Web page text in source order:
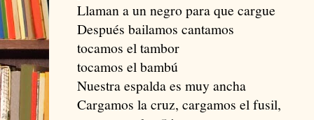
Llaman a un negro para que cargue
Después bailamos cantamos
tocamos el tambor
tocamos el bambú
Nuestra espalda es muy ancha
Cargamos la cruz, cargamos el fusil,